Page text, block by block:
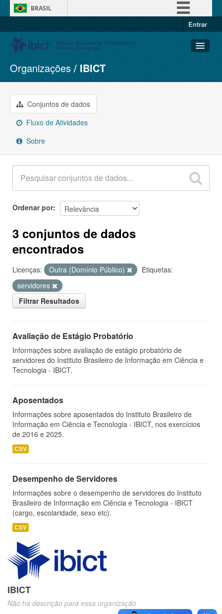
BRASIL
Entrar
Conjuntos de dados
Organizações
Grupos
Sobre
Organizações IBICT
Conjuntos de dados
Fluxo de Atividades
Sobre
Ordenar por
3 conjuntos de dados
encontrados
Licenças: Outra (Domínio Público)
Etiquetas:
servidores
Filtrar Resultados
Avaliação de Estágio Probatório
Informações sobre avaliação de estágio probatório de
servidores do Instituto Brasileiro de Informação em Ciência e
Tecnologia - IBICT.
Aposentados
Informações sobre aposentados do Instituto Brasileiro de
Informação em Ciência e Tecnologia - IBICT, nos exercícios
de 2016 e 2025.
CSV
Desempenho de Servidores
Informações sobre o desempenho de servidores do Instituto
Brasileiro de Informação em Ciência e Tecnologia - IBICT
(cargo, escolaridade, sexo etc).
CSV
IBICT
Não há descrição para essa organização